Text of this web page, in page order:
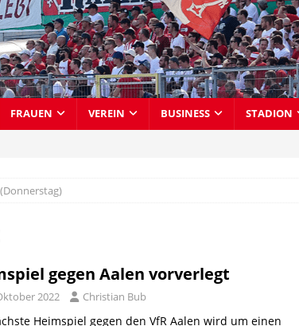
FRAUEN VEREIN BUSINESS STADION
gegen Aalen vorverlegt
2022 Christian Bub
Heimspiel gegen den VfR Aalen wird um einen